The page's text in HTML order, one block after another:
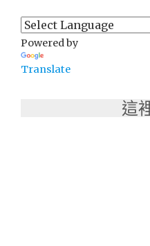
Powered by
Translate
這